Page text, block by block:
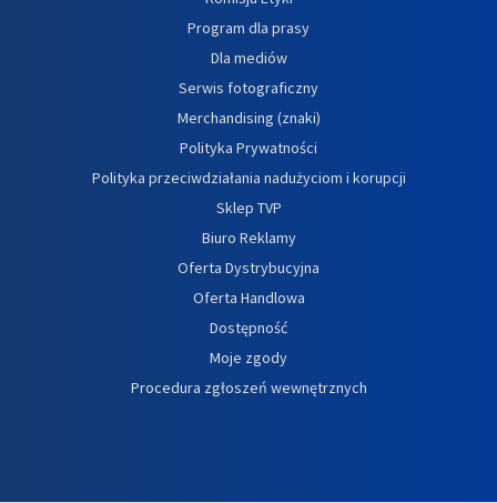
Program dla prasy
Dla mediów
Serwis fotograficzny
Merchandising (znaki)
Polityka Prywatności
Polityka przeciwdziałania nadużyciom i korupcji
Sklep TVP
Biuro Reklamy
Oferta Dystrybucyjna
Oferta Handlowa
Dostępność
Moje zgody
Procedura zgłoszeń wewnętrznych